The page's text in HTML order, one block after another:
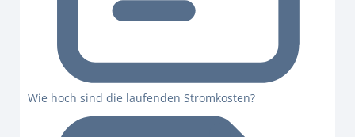
Wie hoch sind die laufenden Stromkosten?